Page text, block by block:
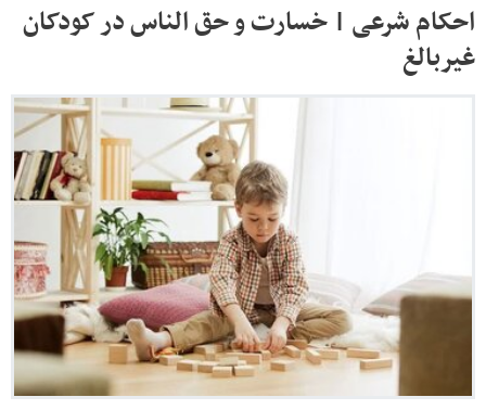
احکام شرعی | خسارت و حق الناس در کودکان
غیربالغ